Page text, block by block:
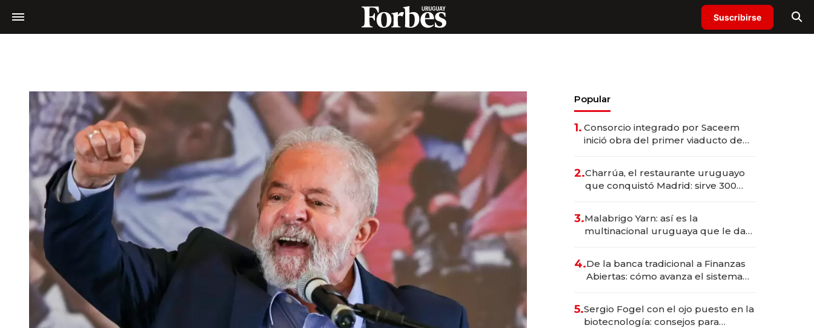
Suscribirse
Popular
1. Consorcio integrado por Saceem
inició obra del primer viaducto de
millones
2.Charrúa, el restaurante uruguayo
que conquistó Madrid: sirve 300
prepara apertura
3.Malabrigo Yarn: así es la
multinacional uruguaya que le da
4.De la banca tradicional a Finanzas
Abiertas: cómo avanza el sistema
5.Sergio Fogel con el ojo puesto en la
biotecnología: consejos para